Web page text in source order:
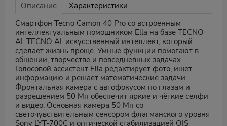
Описание
Характеристики
Смартфон Tecno Camon 40 Pro со встроенным
интеллектуальным помощником Ella на базе TECNO
AI. TECNO AI: искусственный интеллект, который
сделает жизнь проще. Умные функции помогают в
общении, творчестве и повседневных задачах.
Голосовой ассистент Ella редактирует фото, ищет
информацию и решает математические задачи.
Фронтальная камера с автофокусом по глазам и
разрешением 50 Мп обеспечит яркие и чёткие селфи
и видео. Основная камера 50 Мп со
светочувствительным сенсором флагманского уровня
Sony LYT-700C и оптической стабилизацией OIS